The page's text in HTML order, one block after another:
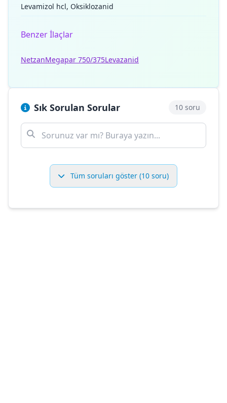
Levamizol hcl, Oksiklozanid
Benzer İlaçlar
NetzanMegapar 750/375Levazanid
Sık Sorulan Sorular 10 soru
Tüm soruları göster (10 soru)